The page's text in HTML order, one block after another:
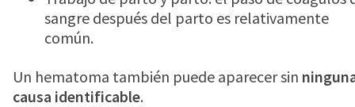
sangre después del parto es relativamente
común.
Un hematoma también puede aparecer sin
causa identificable.